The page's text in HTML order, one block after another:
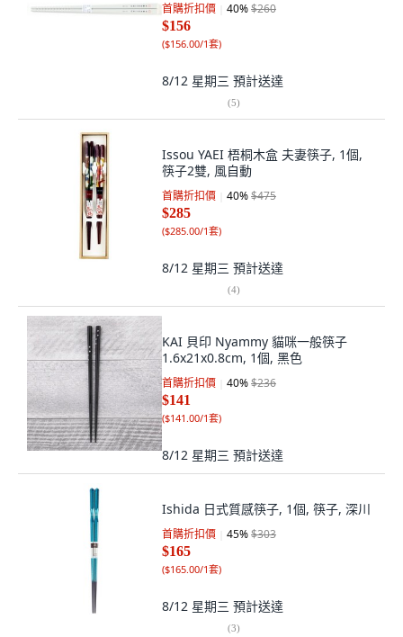
首購折扣價 40%$260
$156
($156.00/1套)
8/12 星期三 預計送達
(5)
Issou YAEI 梧桐木盒 夫妻筷子, 1個,
筷子2雙, 風自動
首購折扣價 40%$475
$285
($285.00/1套)
8/12 星期三 預計送達
(4)
KAI 貝印 Nyammy 貓咪一般筷子
1.6x21x0.8cm, 1個, 黑色
首購折扣價 40%$236
$141
($141.00/1套)
8/12 星期三 預計送達
Ishida 日式質感筷子, 1個, 筷子, 深川
首購折扣價 45%$303
$165
($165.00/1套)
8/12 星期三 預計送達
(3)